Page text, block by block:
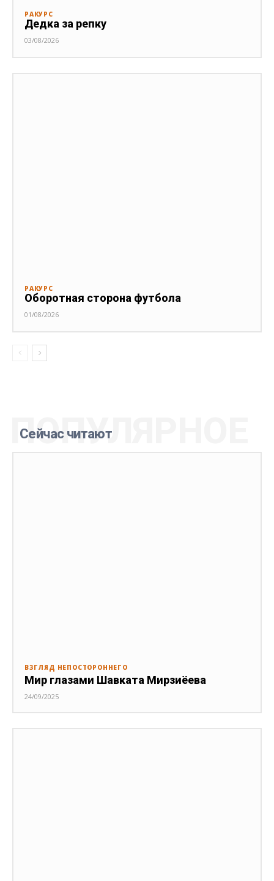
РАКУРС
Дедка за репку
03/08/2026
РАКУРС
Оборотная сторона футбола
01/08/2026
Сейчас читают
ПОПУЛЯРНОЕ
ВЗГЛЯД НЕПОСТОРОННЕГО
Мир глазами Шавката Мирзиёева
24/09/2025